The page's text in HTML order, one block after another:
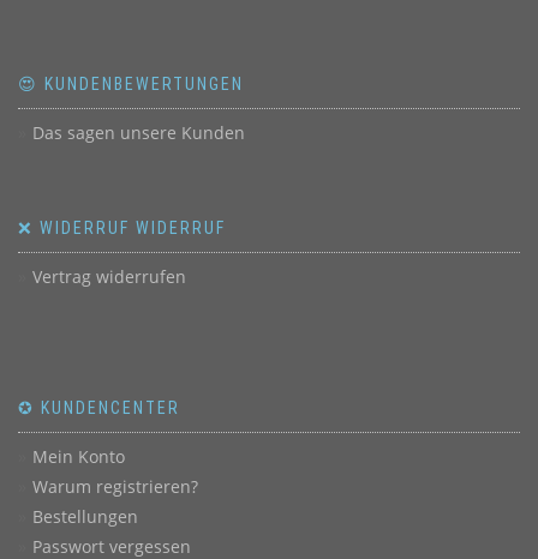
😍 KUNDENBEWERTUNGEN
Das sagen unsere Kunden
❌ WIDERRUF WIDERRUF
Vertrag widerrufen
✪ KUNDENCENTER
Mein Konto
Warum registrieren?
Bestellungen
Passwort vergessen